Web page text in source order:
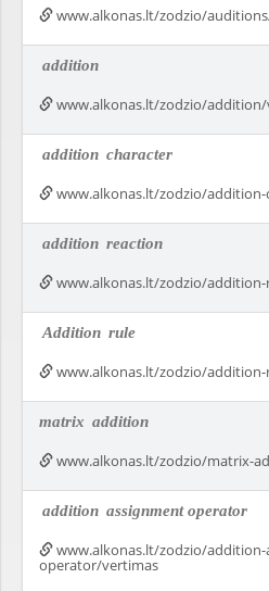
www.alkonas.lt/zodzio/
addition
www.alkonas.lt/zodzio/
addition character
www.alkonas.lt/zodzio/
addition reaction
www.alkonas.lt/zodzio/
Addition rule
www.alkonas.lt/zodzio/
matrix addition
www.alkonas.lt/zodzio/matrix-
addition assignment operator
www.alkonas.lt/zodzio/addition-
operator/vertimas